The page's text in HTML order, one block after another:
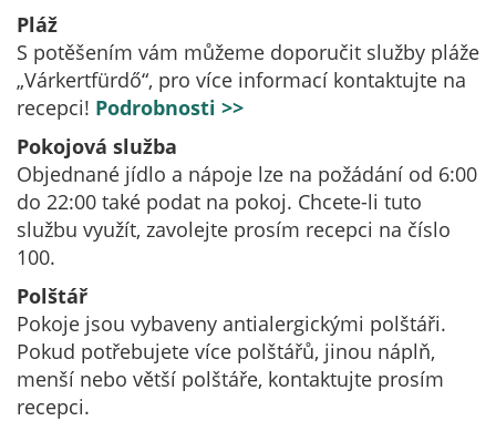
Pláž
S potěšením vám můžeme doporučit služby pláže
„Várkertfürdő“, pro více informací kontaktujte na
recepci! Podrobnosti >>
Pokojová služba
Objednané jídlo a nápoje lze na požádání od 6:00
do 22:00 také podat na pokoj. Chcete-li tuto
službu využít, zavolejte prosím recepci na číslo
100.
Polštář
Pokoje jsou vybaveny antialergickými polštáři.
Pokud potřebujete více polštářů, jinou náplň,
menší nebo větší polštáře, kontaktujte prosím
recepci.